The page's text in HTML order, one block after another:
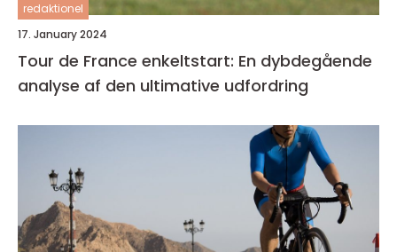
redaktionel
17. January 2024
Tour de France enkeltstart: En dybdegående
analyse af den ultimative udfordring